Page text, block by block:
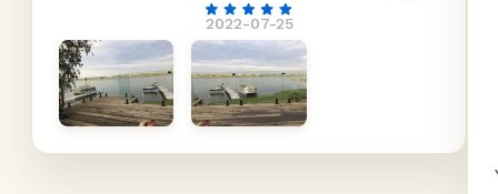
2022-07-25